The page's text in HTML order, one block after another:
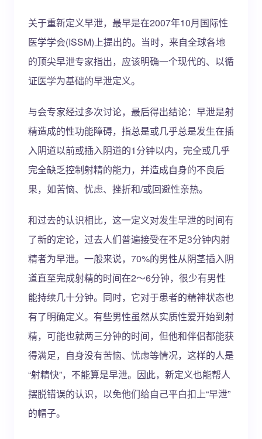
关于重新定义早泄，最早是在2007年10月国际性
医学学会(ISSM)上提出的。当时，来自全球各地
的顶尖早泄专家指出，应该明确一个现代的、以循
证医学为基础的早泄定义。
与会专家经过多次讨论，最后得出结论：早泄是射
精造成的性功能障碍，指总是或几乎总是发生在插
入阴道以前或插入阴道的1分钟以内，完全或几乎
完全缺乏控制射精的能力，并造成自身的不良后
果，如苦恼、忧虑、挫折和/或回避性亲热。
和过去的认识相比，这一定义对发生早泄的时间有
了新的定论，过去人们普遍接受在不足3分钟内射
精者为早泄。一般来说，70%的男性从阴茎插入阴
道直至完成射精的时间在2～6分钟，很少有男性
能持续几十分钟。同时，它对于患者的精神状态也
有了明确定义。有些男性虽然从实质性爱开始到射
精，可能也就两三分钟的时间，但他和伴侣都能获
得满足，自身没有苦恼、忧虑等情况，这样的人是
“射精快”，不能算是早泄。因此，新定义也能帮人
摆脱错误的认识，以免他们给自己平白扣上“早泄”
的帽子。